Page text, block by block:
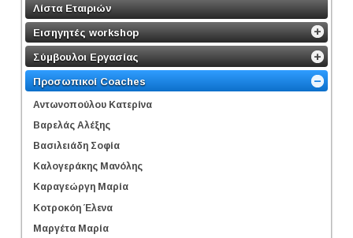
Λίστα Εταιριών
Εισηγητές workshop
Σύμβουλοι Εργασίας
Προσωπικοί Coaches
Αντωνοπούλου Κατερίνα
Βαρελάς Αλέξης
Βασιλειάδη Σοφία
Καλογεράκης Μανόλης
Καραγεώργη Μαρία
Κοτροκόη Έλενα
Μαργέτα Μαρία